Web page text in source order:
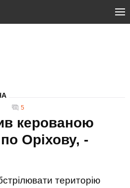
5
керованою
Оріхову, -
територію